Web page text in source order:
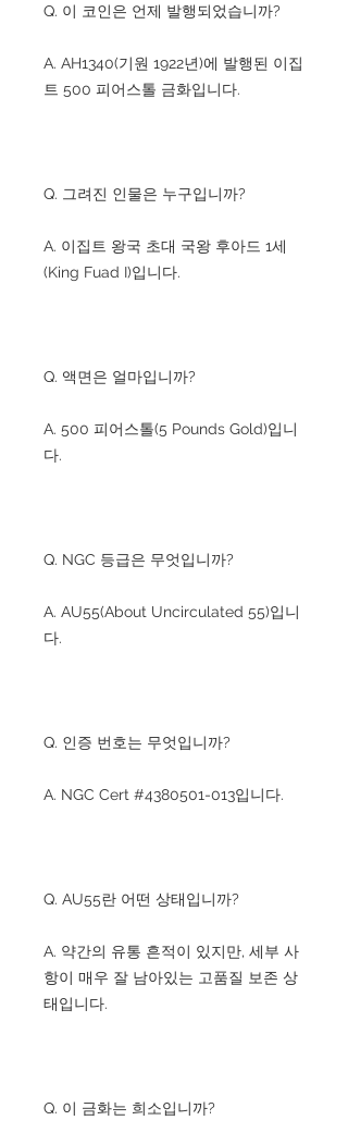
Q. 이 코인은 언제 발행되었습니까?
A. AH1340(기원 1922년)에 발행된 이집
트 500 피어스톨 금화입니다.
Q. 그려진 인물은 누구입니까?
A. 이집트 왕국 초대 국왕 후아드 1세
(King Fuad I)입니다.
Q. 액면은 얼마입니까?
A. 500 피어스톨(5 Pounds Gold)입니
다.
Q. NGC 등급은 무엇입니까?
A. AU55(About Uncirculated 55)입니
다.
Q. 인증 번호는 무엇입니까?
A. NGC Cert #4380501-013입니다.
Q. AU55란 어떤 상태입니까?
A. 약간의 유통 흔적이 있지만, 세부 사
항이 매우 잘 남아있는 고품질 보존 상
태입니다.
Q. 이 금화는 희소입니까?